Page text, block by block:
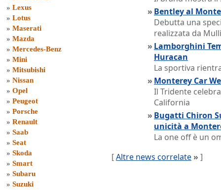
» Lexus
» Lotus
» Maserati
» Mazda
» Mercedes-Benz
» Mini
» Mitsubishi
» Nissan
» Opel
» Peugeot
» Porsche
» Renault
» Saab
» Seat
» Skoda
» Smart
» Subaru
» Suzuki
» Bentley al
Debutta una
realizzata da
» Lamborghini
Huracan
La sportiva
» Monterey Car
Il Tridente
California
» Bugatti Chiron
unicità a
La one off è un
[Altre news correlate » ]